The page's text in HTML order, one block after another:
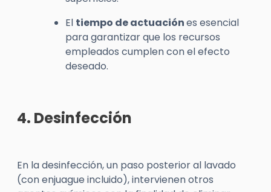
El tiempo de actuaciónes esencial
para garantizar que los recursos
empleados cumplen con el efecto
deseado.
4. Desinfección
En la desinfección, un paso posterior al lavado
(con enjuague incluido), intervienen otros